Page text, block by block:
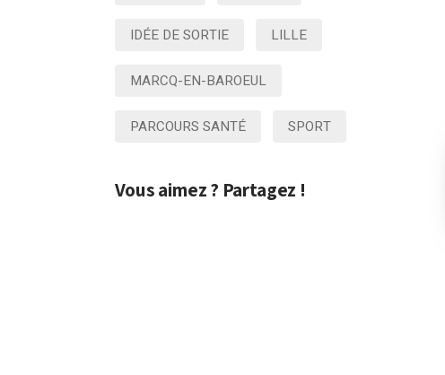
IDÉE DE SORTIE LILLE
MARCQ-EN-BAROEUL
PARCOURS SANTÉ SPORT
Vous aimez ? Partagez !